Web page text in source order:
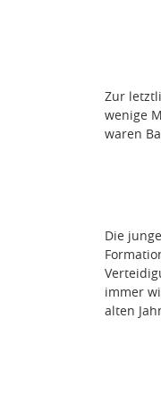
Zur
wenige
waren
Die
immer
alten